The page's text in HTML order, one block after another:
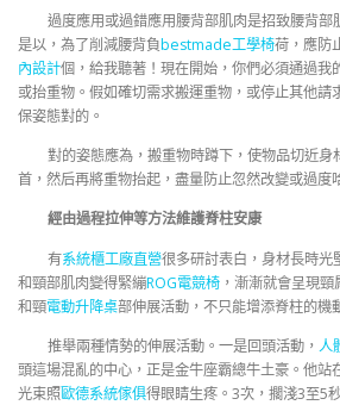
過度應用或過錯應用腰背部肌肉是招致腰背部
是以，為了削減腰背負bestmade工學椅荷，應防
內設計個，給我聽著！現在開始，你們必須通過我
或抬重物。假如確切需求搬運重物，或停止其他請
保姿態對的。
對的姿態應為，搬重物時蹲下，使物品切近身
首，然后再將重物抬起，盡量防止忽然改變或過度
經由過程拉伸等方法維護脊柱安康
有系統櫃工廠直營很多研討表白，身材長時光
和頸部肌肉變得緊繃ROG電競椅 ，漸漸就會呈現
和頸電動升降桌部伸展活動，不只能增添脊柱的機
推舉兩種情勢的伸展活動。一是回頭活動， 人
頭這場混亂的中心，正是金牛座霸總牛土豪。他站
光束照歐德系統傢俱得眼睛生疼。3次，擱淺3至5